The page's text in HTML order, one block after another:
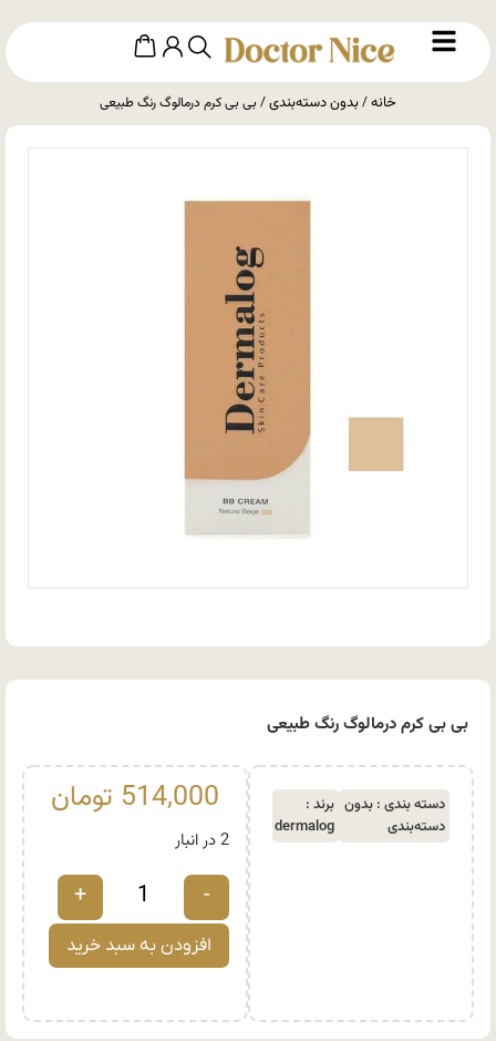
خانه/بدون دسته‌بندی/ بی بی کرم درمالوگ رنگ طبیعی
بی بی کرم درمالوگ رنگ طبیعی
دسته بندی : بدون
دسته‌بندی
برند :
dermalog
514,000 تومان
2 در انبار
-
+
افزودن به سبد خرید